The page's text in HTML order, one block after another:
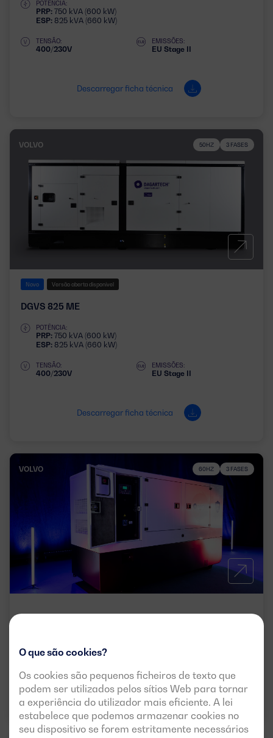
O que são cookies?
Os cookies são pequenos ficheiros de texto que
podem ser utilizados pelos sítios Web para tornar
a experiência do utilizador mais eficiente. A lei
estabelece que podemos armazenar cookies no
seu dispositivo se forem estritamente necessários
POTÊNCIA:
PRP: 750 kVA (600 kW)
ESP: 825 kVA (660 kW)
TENSÃO:
400/230V
EMISSÕES:
EU Stage II
Descarregar ficha técnica
VOLVO 50HZ 3 FASES
Novo Versão aberta disponível
DGVS 825 ME
POTÊNCIA:
PRP: 750 kVA (600 kW)
ESP: 825 kVA (660 kW)
TENSÃO:
400/230V
EMISSÕES:
EU Stage II
Descarregar ficha técnica
VOLVO 60HZ 3 FASES
PRP:735 kVA (588 kW)
ESP:807 kVA (646 kW)
TENSÃO:
480/277V
EMISSÕES:
EU Stage II